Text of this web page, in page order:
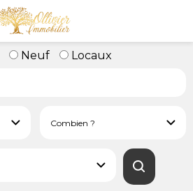
Neuf Locaux